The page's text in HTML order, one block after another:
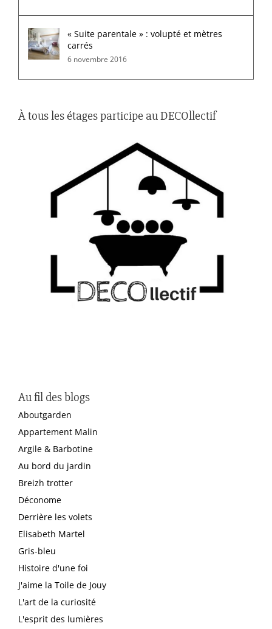
« Suite parentale » : volupté et mètres
carrés
6 novembre 2016
À tous les étages participe au DECOllectif
Au fil des blogs
Aboutgarden
Appartement Malin
Argile & Barbotine
Au bord du jardin
Breizh trotter
Déconome
Derrière les volets
Elisabeth Martel
Gris-bleu
Histoire d'une foi
J'aime la Toile de Jouy
L'art de la curiosité
L'esprit des lumières